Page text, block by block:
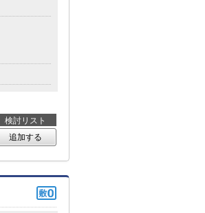
検討リスト
追加する